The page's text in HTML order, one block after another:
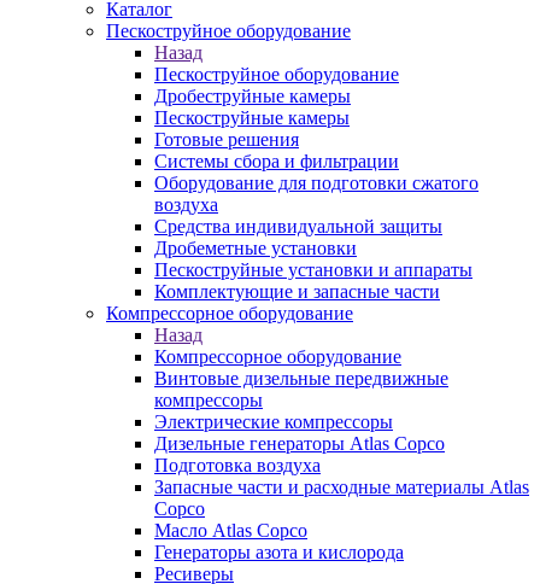
Каталог
Пескоструйное оборудование
Назад
Пескоструйное оборудование
Дробеструйные камеры
Пескоструйные камеры
Готовые решения
Системы сбора и фильтрации
Оборудование для подготовки сжатого
воздуха
Средства индивидуальной защиты
Дробеметные установки
Пескоструйные установки и аппараты
Комплектующие и запасные части
Компрессорное оборудование
Назад
Компрессорное оборудование
Винтовые дизельные передвижные
компрессоры
Электрические компрессоры
Дизельные генераторы Atlas Copco
Подготовка воздуха
Запасные части и расходные материалы Atlas
Copco
Масло Atlas Copco
Генераторы азота и кислорода
Ресиверы